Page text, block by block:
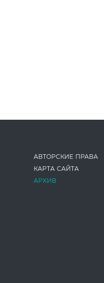
АВТОРСКИЕ ПРАВА
КАРТА САЙТА
АРХИВ